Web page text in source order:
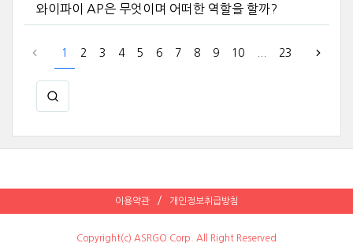
와이파이 AP은 무엇이며 어떠한 역할을 할까?
1 2 3 4 5 6 7 8 9 10 23
이용약관 개인정보취급방침
Copyright(c) ASRGO Corp. All Right Reserved